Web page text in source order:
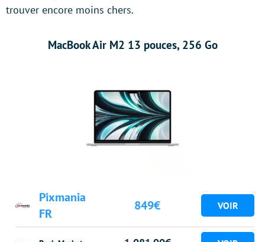
trouver encore moins chers.
MacBook Air M2 13 pouces, 256 Go
Pixmania
FR
849€